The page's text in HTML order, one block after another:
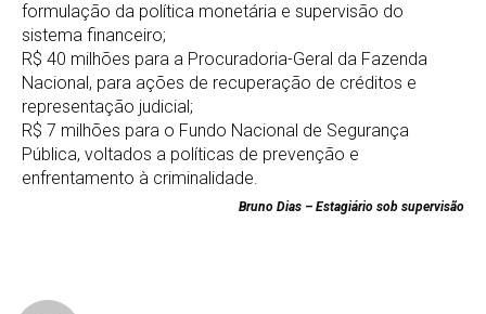
formulação da política monetária e supervisão do
sistema financeiro;
R$ 40 milhões para a Procuradoria-Geral da Fazenda
Nacional, para ações de recuperação de créditos e
representação judicial;
R$ 7 milhões para o Fundo Nacional de Segurança
Pública, voltados a políticas de prevenção e
enfrentamento à criminalidade.
Bruno Dias – Estagiário sob supervisão